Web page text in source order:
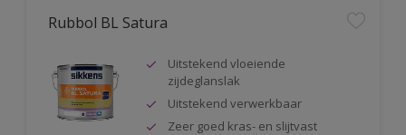
Rubbol BL Satura
Uitstekend vloeiende
zijdeglanslak
Uitstekend verwerkbaar
Zeer goed kras- en slijtvast